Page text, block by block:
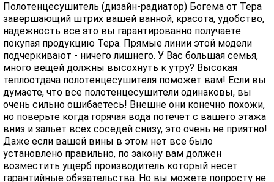
Полотенцесушитель (дизайн-радиатор) Богема от Тера
завершающий штрих вашей ванной, красота, удобство,
надежность все это вы гарантированно получаете
покупая продукцию Тера. Прямые линии этой модели
подчеркивают - ничего лишнего. У Вас большая семья,
много вещей должны высохнуть к утру? Высокая
теплоотдача полотенцесушителя поможет вам! Если вы
думаете, что все полотенцесушители одинаковы, вы
очень сильно ошибаетесь! Внешне они конечно похожи,
но поверьте когда горячая вода потечет с вашего этажа
вниз и зальет всех соседей снизу, это очень не приятно!
Даже если вашей вины в этом нет все было
установлено правильно, по закону вам должен
возместить ущерб производитель который несет
гарантийные обязательства. Но вы можете попросту не